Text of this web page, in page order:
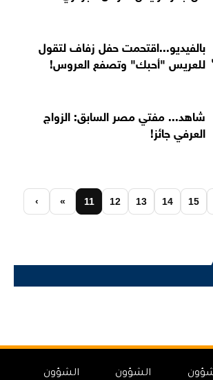
بالفيديو...اقتحمت حفل زفاف لتقول
للعريس "أحبك" وتصفع العروس!
شاهد... مفتي مصر السابق: الزواج
العرفي جائز!
‹ « 11 12 13 14 15
الشؤون
الشؤون